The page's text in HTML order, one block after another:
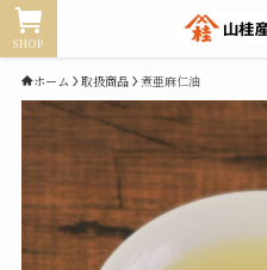
SHOP
ホーム 取扱商品 煮亜麻仁油